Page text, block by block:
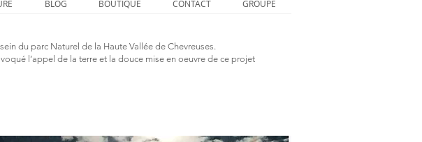
BLOG BOUTIQUE CONTACT GROUPE
du parc Naturel de la Haute Vallée de Chevreuses.
l’appel de la terre et la douce mise en oeuvre de ce projet